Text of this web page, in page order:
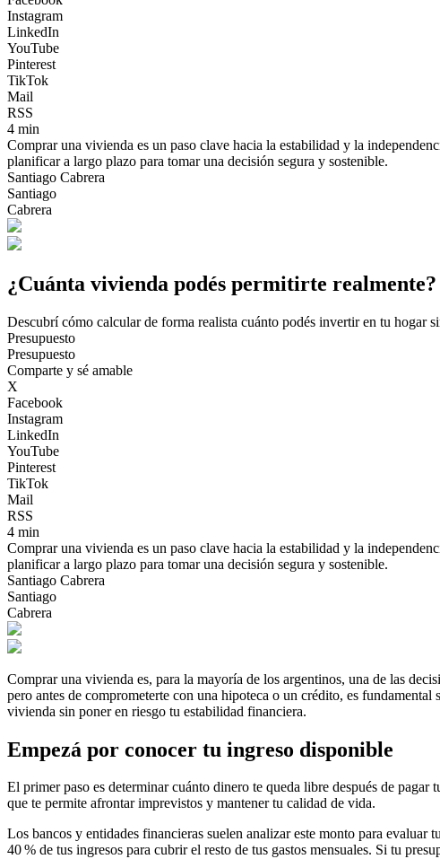
Instagram
LinkedIn
YouTube
Pinterest
TikTok
Mail
RSS
4 min
Comprar una vivienda es un paso clave hacia la estabilidad y la
planificar a largo plazo para tomar una decisión segura y sostenible.
Santiago Cabrera
Santiago
Cabrera
¿Cuánta vivienda podés permitirte realmente?
Descubrí cómo calcular de forma realista cuánto podés invertir en tu hogar
Presupuesto
Presupuesto
Comparte y sé amable
X
Facebook
Instagram
LinkedIn
YouTube
Pinterest
TikTok
Mail
RSS
4 min
Comprar una vivienda es un paso clave hacia la estabilidad y la
planificar a largo plazo para tomar una decisión segura y sostenible.
Santiago Cabrera
Santiago
Cabrera
Comprar una vivienda es, para la mayoría de los argentinos, una de las
pero antes de comprometerte con una hipoteca o un crédito, es
vivienda sin poner en riesgo tu estabilidad financiera.
Empezá por conocer tu ingreso disponible
El primer paso es determinar cuánto dinero te queda libre después de
que te permite afrontar imprevistos y mantener tu calidad de vida.
Los bancos y entidades financieras suelen analizar este monto para
40 % de tus ingresos para cubrir el resto de tus gastos mensuales. Si tu